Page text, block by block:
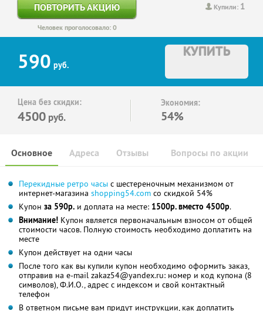
Купили: 1
ПОВТОРИТЬ АКЦИЮ
Человек проголосовало: 0
590 руб.
КУПИТЬ
Цена без скидки:
4500 руб.
Экономия:
54%
Основное Отзывы Вопросы по акции
Адреса
Перекидные ретро часы с шестереночным механизмом от
интернет-магазина shopping54.com со скидкой 54%
Купон за 590р. и доплата на месте: 1500р. вместо 4500р.
Внимание! Купон является первоначальным взносом от общей
стоимости часов. Полную стоимость необходимо доплатить на
месте
Купон действует на одни часы
После того как вы купили купон необходимо оформить заказ,
отправив на e-mail zakaz54@yandex.ru: номер и код купона (8
символов), Ф.И.О., адрес с индексом и свой контактный
телефон
В ответном письме вам придут инструкции, как доплатить